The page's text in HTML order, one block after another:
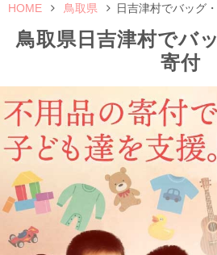
HOME 鳥取県 日吉津村でバッグ
鳥取県日吉津村でバ
寄付